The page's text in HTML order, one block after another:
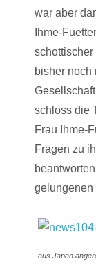
war aber
Ihme-
bisher noch
schloss die
Frau Ihme-
Fragen zu
gelungenen
aus Japan